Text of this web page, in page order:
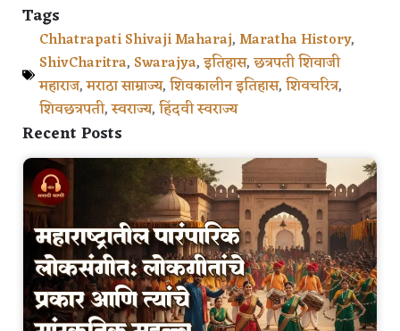
Tags
Chhatrapati Shivaji Maharaj,Maratha History,
ShivCharitra, Swarajya,इतिहास,छत्रपती शिवाजी
महाराज,मराठा साम्राज्य,शिवकालीन इतिहास,शिवचरित्र,
शिवछत्रपती,स्वराज्य,हिंदवी स्वराज्य
Recent Posts